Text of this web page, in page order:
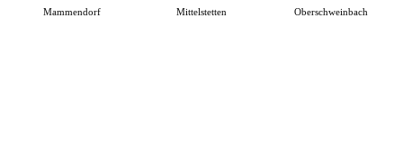
Mammendorf Mittelstetten Oberschweinbach